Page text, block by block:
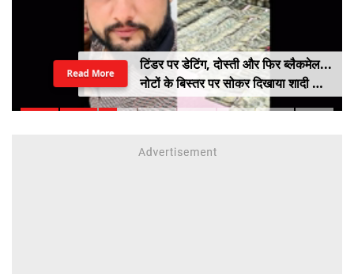
टिंडर पर डेटिंग, दोस्ती और फिर ब्लैकमेल...
नोटों के बिस्तर पर सोकर दिखाया शादी का
सपना, लूट लिए 6 करोड़ रुपए
Read More